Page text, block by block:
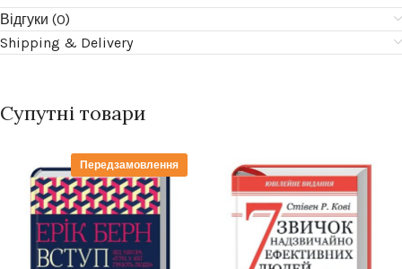
Відгуки (0)
Shipping & Delivery
Супутні товари
Передзамовлення